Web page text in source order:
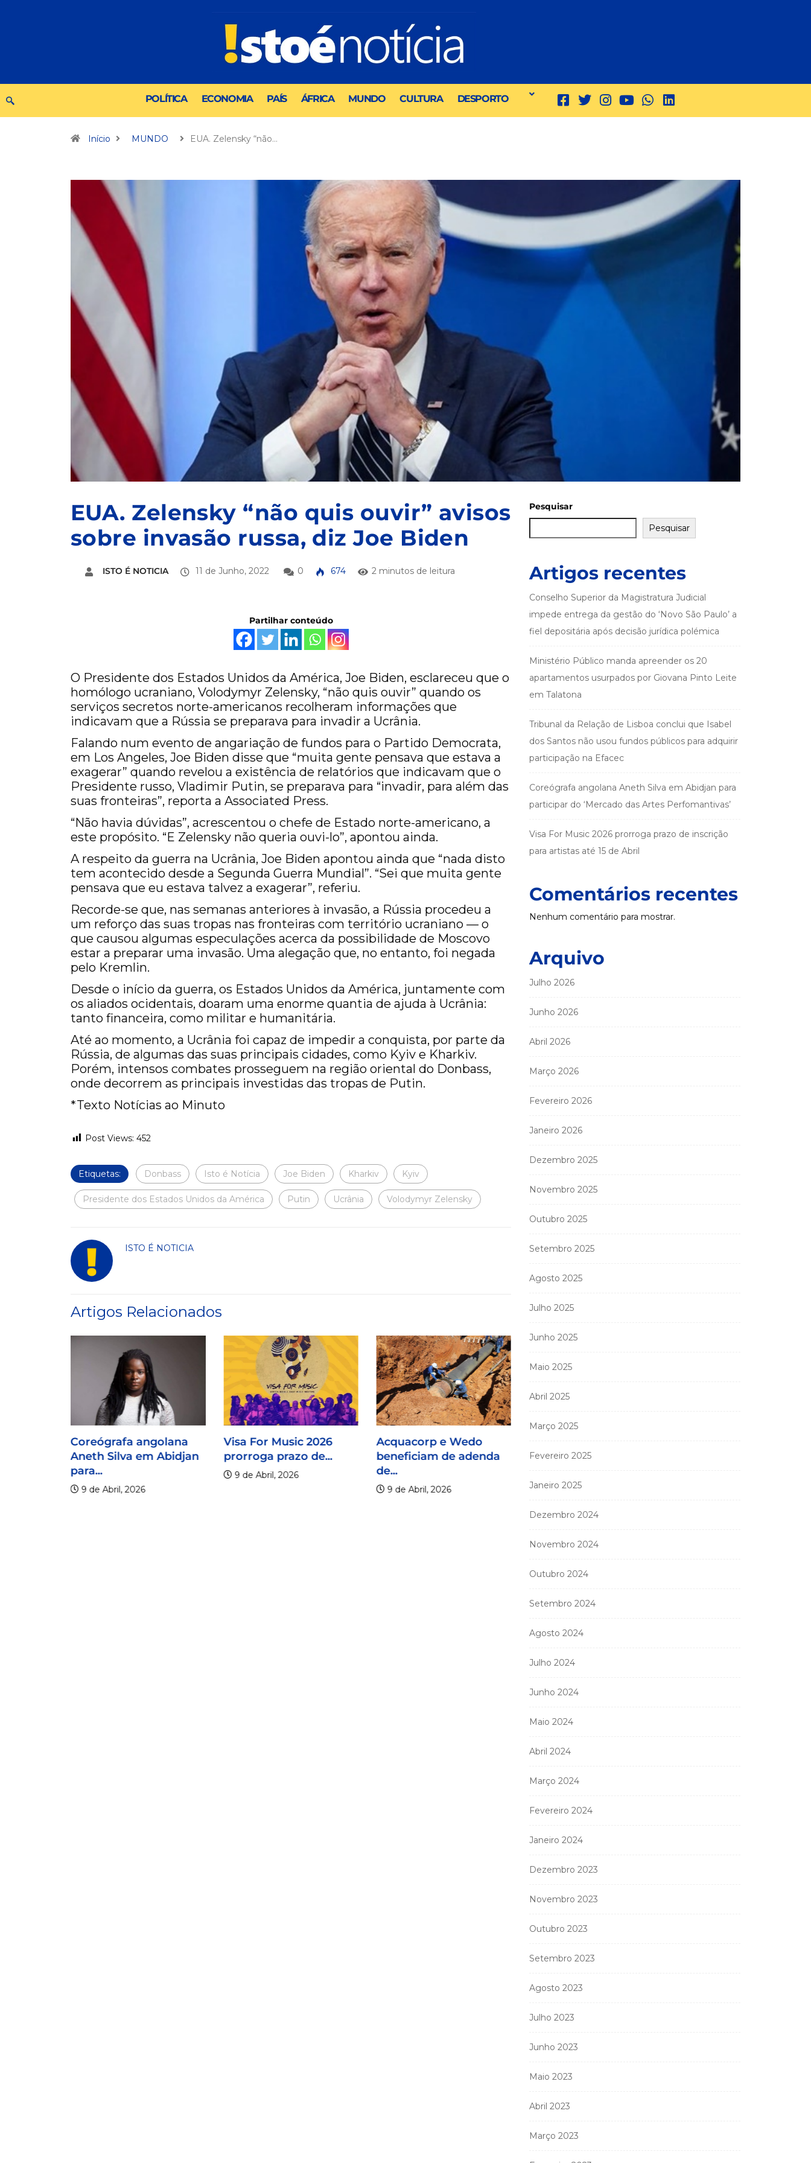
POLÍTICA ECONOMIA PAÍS ÁFRICA MUNDO CULTURA DESPORTO
Início MUNDO EUA. Zelensky “não…
EUA. Zelensky “não quis ouvir” avisos
sobre invasão russa, diz Joe Biden
ISTO É NOTICIA 11 de Junho, 2022 0 674 2 minutos de leitura
Partilhar conteúdo
O Presidente dos Estados Unidos da América, Joe Biden, esclareceu que o
homólogo ucraniano, Volodymyr Zelensky, “não quis ouvir” quando os
serviços secretos norte-americanos recolheram informações que
indicavam que a Rússia se preparava para invadir a Ucrânia.
Falando num evento de angariação de fundos para o Partido Democrata,
em Los Angeles, Joe Biden disse que “muita gente pensava que estava a
exagerar” quando revelou a existência de relatórios que indicavam que o
Presidente russo, Vladimir Putin, se preparava para “invadir, para além das
suas fronteiras”, reporta a Associated Press.
“Não havia dúvidas”, acrescentou o chefe de Estado norte-americano, a
este propósito. “E Zelensky não queria ouvi-lo”, apontou ainda.
A respeito da guerra na Ucrânia, Joe Biden apontou ainda que “nada disto
tem acontecido desde a Segunda Guerra Mundial”. “Sei que muita gente
pensava que eu estava talvez a exagerar”, referiu.
Recorde-se que, nas semanas anteriores à invasão, a Rússia procedeu a
um reforço das suas tropas nas fronteiras com território ucraniano — o
que causou algumas especulações acerca da possibilidade de Moscovo
estar a preparar uma invasão. Uma alegação que, no entanto, foi negada
pelo Kremlin.
Desde o início da guerra, os Estados Unidos da América, juntamente com
os aliados ocidentais, doaram uma enorme quantia de ajuda à Ucrânia:
tanto financeira, como militar e humanitária.
Até ao momento, a Ucrânia foi capaz de impedir a conquista, por parte da
Rússia, de algumas das suas principais cidades, como Kyiv e Kharkiv.
Porém, intensos combates prosseguem na região oriental do Donbass,
onde decorrem as principais investidas das tropas de Putin.
*Texto Notícias ao Minuto
Post Views: 452
Etiquetas: Donbass Isto é Notícia Joe Biden Kharkiv Kyiv
Presidente dos Estados Unidos da América Putin Ucrânia Volodymyr Zelensky
ISTO É NOTICIA
Artigos Relacionados
Coreógrafa angolana
Aneth Silva em Abidjan
para...
9 de Abril, 2026
Visa For Music 2026
prorroga prazo de...
9 de Abril, 2026
Acquacorp e Wedo
beneficiam de adenda
de...
9 de Abril, 2026
manda apreender os 20
11 de Junho, 2026
Pesquisar
Pesquisar
Artigos recentes
Conselho Superior da Magistratura Judicial
impede entrega da gestão do ‘Novo São Paulo’ a
fiel depositária após decisão jurídica polémica
Ministério Público manda apreender os 20
apartamentos usurpados por Giovana Pinto Leite
em Talatona
Tribunal da Relação de Lisboa conclui que Isabel
dos Santos não usou fundos públicos para adquirir
participação na Efacec
Coreógrafa angolana Aneth Silva em Abidjan para
participar do ‘Mercado das Artes Perfomantivas’
Visa For Music 2026 prorroga prazo de inscrição
para artistas até 15 de Abril
Comentários recentes
Nenhum comentário para mostrar.
Arquivo
Julho 2026
Junho 2026
Abril 2026
Março 2026
Fevereiro 2026
Janeiro 2026
Dezembro 2025
Novembro 2025
Outubro 2025
Setembro 2025
Agosto 2025
Julho 2025
Junho 2025
Maio 2025
Abril 2025
Março 2025
Fevereiro 2025
Janeiro 2025
Dezembro 2024
Novembro 2024
Outubro 2024
Setembro 2024
Agosto 2024
Julho 2024
Junho 2024
Maio 2024
Abril 2024
Março 2024
Fevereiro 2024
Janeiro 2024
Dezembro 2023
Novembro 2023
Outubro 2023
Setembro 2023
Agosto 2023
Julho 2023
Junho 2023
Maio 2023
Abril 2023
Março 2023